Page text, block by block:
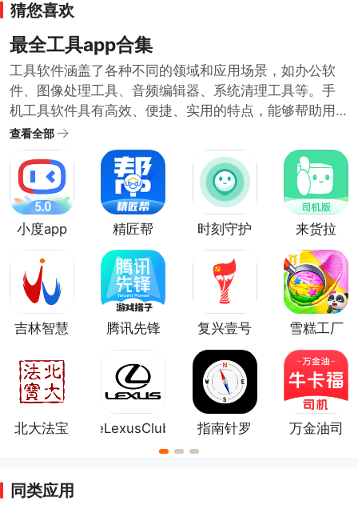
猜您喜欢
最全工具app合集
工具软件涵盖了各种不同的领域和应用场景，如办公软
件、图像处理工具、音频编辑器、系统清理工具等。手
机工具软件具有高效、便捷、实用的特点，能够帮助用
户快速完成特定的任务或操作。随着智能手机的普及和
移动互联网的发展，工具类APP的需求也在不断增加。最
全工具软件合集中收录了很多实用的工具软件，都是用
的比较多的免费工具软件，下载使用可以提高工作效率
和生活质量。
查看全部
小度app 精匠帮
时刻守护
app
来货拉
吉林智慧
腾讯先锋
app
复兴壹号
app
雪糕工厂
官方版
北大法宝 eLexusClub
指南针罗
万金油司
同类应用